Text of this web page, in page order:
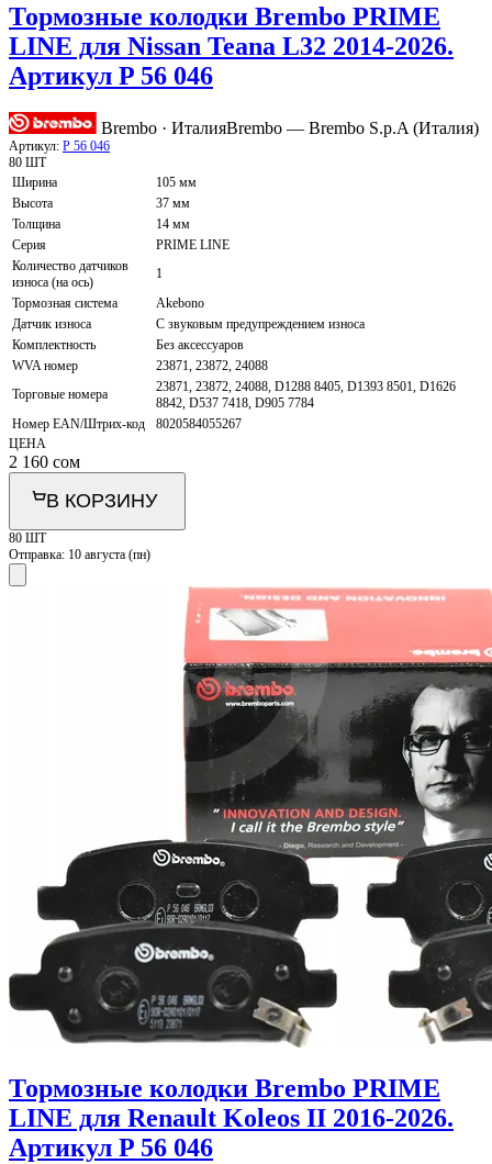
Тормозные колодки Brembo PRIME
LINE для Nissan Teana L32 2014-2026.
Артикул P 56 046
Brembo · ИталияBrembo — Brembo S.p.A (Италия)
Артикул: P 56 046
80 ШТ
Ширина
105 мм
Высота
37 мм
Толщина
14 мм
Серия
PRIME LINE
Количество датчиков
износа (на ось)
1
Тормозная система
Akebono
Датчик износа
С звуковым предупреждением износа
Комплектность
Без аксессуаров
WVA номер
23871, 23872, 24088
Торговые номера
23871, 23872, 24088, D1288 8405, D1393 8501, D1626
8842, D537 7418, D905 7784
Номер EAN/Штрих-код
8020584055267
ЦЕНА
2 160 сом
В КОРЗИНУ
80 ШТ
Отправка: 10 августа (пн)
Тормозные колодки Brembo PRIME
LINE для Renault Koleos II 2016-2026.
Артикул P 56 046